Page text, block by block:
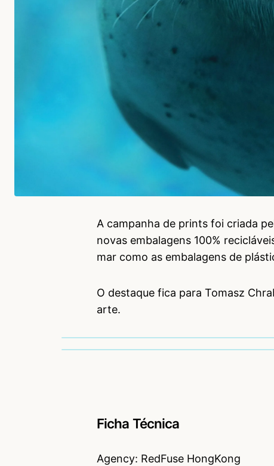
A campanha de prints foi criada
novas embalagens 100%
mar como as embalagens de
O destaque fica para Tomasz
arte.
Ficha Técnica
Agency: RedFuse HongKong